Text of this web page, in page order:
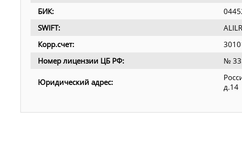
БИК:
SWIFT:
Корр.счет:
Номер лицензии ЦБ РФ:
№
Юридический адрес:
д.14